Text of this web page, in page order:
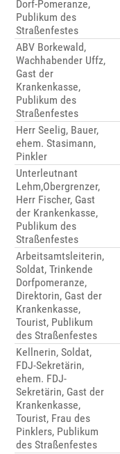
Dorf-Pomeranze,
Publikum des
Straßenfestes
ABV Borkewald,
Wachhabender Uffz,
Gast der
Krankenkasse,
Publikum des
Straßenfestes
Herr Seelig, Bauer,
ehem. Stasimann,
Pinkler
Unterleutnant
Lehm,Obergrenzer,
Herr Fischer, Gast
der Krankenkasse,
Publikum des
Straßenfestes
Arbeitsamtsleiterin,
Soldat, Trinkende
Dorfpomeranze,
Direktorin, Gast der
Krankenkasse,
Tourist, Publikum
des Straßenfestes
Kellnerin, Soldat,
FDJ-Sekretärin,
ehem. FDJ-
Sekretärin, Gast der
Krankenkasse,
Tourist, Frau des
Pinklers, Publikum
des Straßenfestes